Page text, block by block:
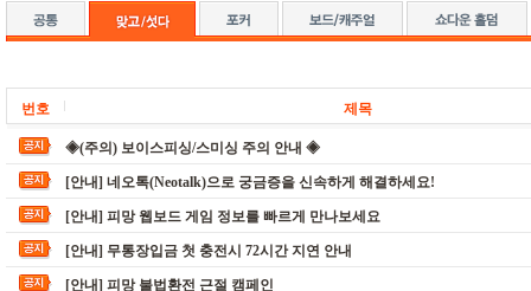
번호 제목
◈(주의) 보이스피싱/스미싱 주의 안내 ◈
[안내] 네오톡(Neotalk)으로 궁금증을 신속하게 해결하세요!
[안내] 피망 웹보드 게임 정보를 빠르게 만나보세요
[안내] 무통장입금 첫 충전시 72시간 지연 안내
[안내] 피망 불법환전 근절 캠페인